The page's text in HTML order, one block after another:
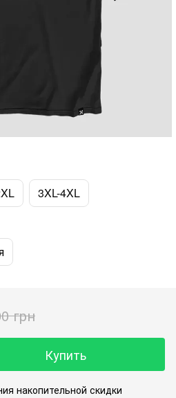
3XL-4XL
грн
Купить
накопительной скидки